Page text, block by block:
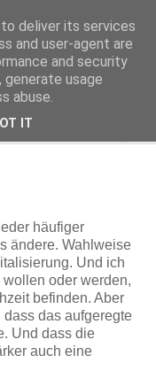
häufiger
ändere. Wahlweise
Und ich
oder werden,
befinden. Aber
das aufgeregte
Und dass die
auch eine
deliver its services
and user-agent are
and security
usage
abuse.
IT